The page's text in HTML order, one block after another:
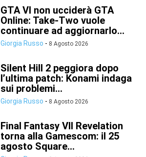
GTA VI non ucciderà GTA
Online: Take-Two vuole
continuare ad aggiornarlo...
Giorgia Russo - 8 Agosto 2026
Silent Hill 2 peggiora dopo
l’ultima patch: Konami indaga
sui problemi...
Giorgia Russo - 8 Agosto 2026
Final Fantasy VII Revelation
torna alla Gamescom: il 25
agosto Square...